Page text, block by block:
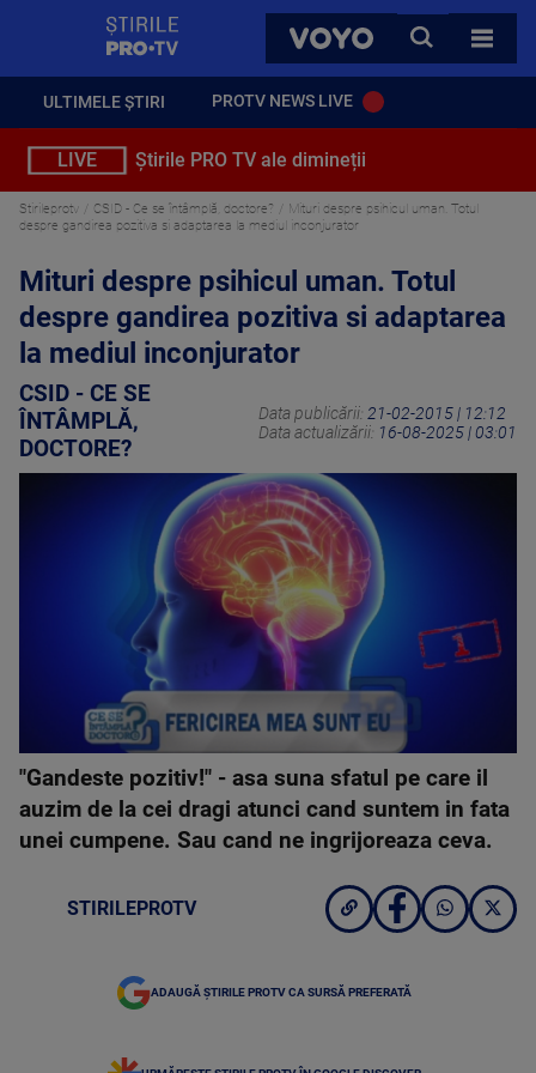
VOYO
CAUTA
TOATE
ULTIMELE ȘTIRI PROTV NEWS LIVE
LIVE Știrile PRO TV ale dimineții
Stirileprotv CSID - Ce se întâmplă, doctore?
Mituri despre psihicul uman. Totul
despre gandirea pozitiva si adaptarea la mediul inconjurator
Mituri despre psihicul uman. Totul
despre gandirea pozitiva si adaptarea
la mediul inconjurator
CSID - CE SE
ÎNTÂMPLĂ,
DOCTORE?
Data publicării: 21-02-2015 | 12:12
Data actualizării: 16-08-2025 | 03:01
"Gandeste pozitiv!" - asa suna sfatul pe care il
auzim de la cei dragi atunci cand suntem in fata
unei cumpene. Sau cand ne ingrijoreaza ceva.
STIRILEPROTV
ADAUGĂ ȘTIRILE PROTV CA SURSĂ PREFERATĂ